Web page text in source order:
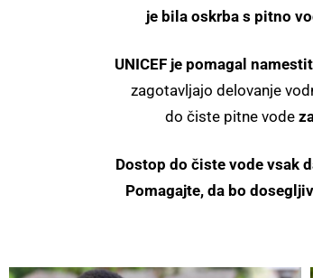
je bila oskrba s pitno
UNICEF je pomagal
zagotavljajo delovanje
do čiste pitne vode
Dostop do čiste vode vsak
Pomagajte, da bo